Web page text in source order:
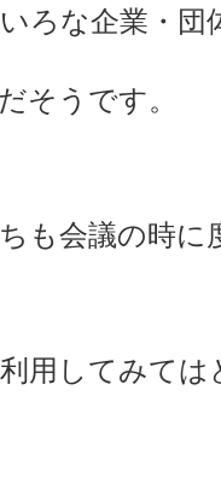
ろな企業・団
そうです。
も会議の時に
用してみては